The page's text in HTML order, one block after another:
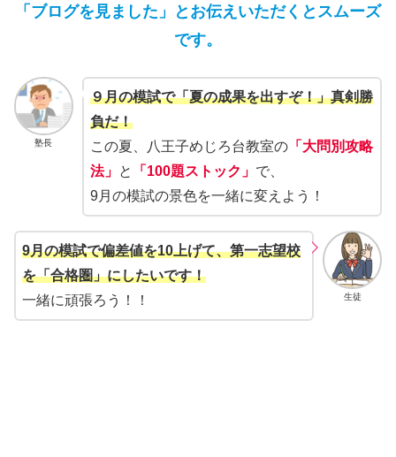
「ブログを見ました」とお伝えいただくとスムーズ
です。
塾長
９月の模試で「夏の成果を出すぞ！」真剣勝
負だ！
この夏、八王子めじろ台教室の「大問別攻略
法」 と 「100題ストック」 で、
9月の模試の景色を一緒に変えよう！
生徒
9月の模試で偏差値を10上げて、第一志望校
を「合格圏」にしたいです！
一緒に頑張ろう！！